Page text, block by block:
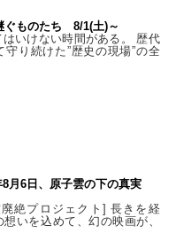
ぐものたち 8/1(土)～
いけない時間がある。 歴代
守り続けた”歴史の現場”の全
月6日、原子雲の下の真実
絶プロジェクト] 長きを経
いを込めて、幻の映画が、